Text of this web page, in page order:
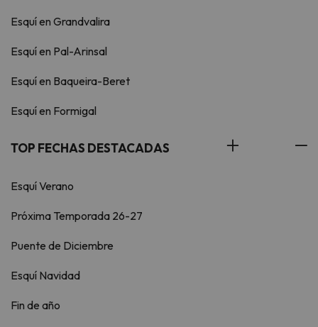
Esquí en Grandvalira
Esquí en Pal-Arinsal
Esquí en Baqueira-Beret
Esquí en Formigal
TOP FECHAS DESTACADAS
Esquí Verano
Próxima Temporada 26-27
Puente de Diciembre
Esquí Navidad
Fin de año